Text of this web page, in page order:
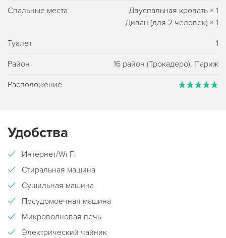
Спальные места Двуспальная кровать × 1
Диван (для 2 человек) × 1
Туалет 1
Район 16 район (Трокадеро), Париж
Расположение
Удобства
Интернет/Wi-Fi
Стиральная машина
Сушильная машина
Посудомоечная машина
Микроволновая печь
Электрический чайник